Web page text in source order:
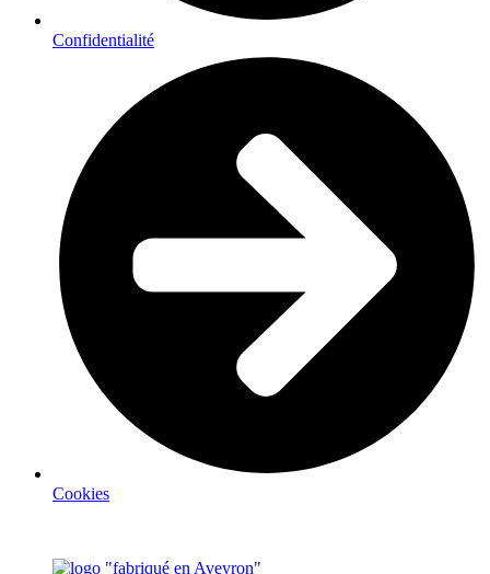
Confidentialité
Cookies